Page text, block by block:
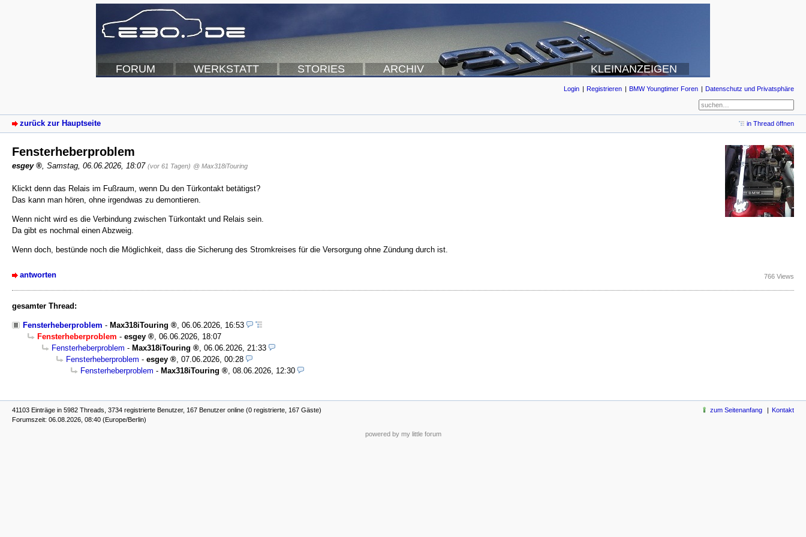
FORUM WERKSTATT STORIES ARCHIV KLEINANZEIGEN
Login Registrieren BMW Youngtimer Foren Datenschutz und Privatsphäre
zurück zur Hauptseite in Thread öffnen
Fensterheberproblem
esgey Samstag, 06.06.2026, 18:07 (vor 61 Tagen) @ Max318iTouring
Klickt denn das Relais im Fußraum, wenn Du den Türkontakt betätigst?
Das kann man hören, ohne irgendwas zu demontieren.
Wenn nicht wird es die Verbindung zwischen Türkontakt und Relais sein.
Da gibt es nochmal einen Abzweig.
Wenn doch, bestünde noch die Möglichkeit, dass die Sicherung des Stromkreises für die Versorgung ohne Zündung durch ist.
antworten 766 Views
gesamter Thread:
Fensterheberproblem - Max318iTouring , 06.06.2026, 16:53
Fensterheberproblem - esgey , 06.06.2026, 18:07
Fensterheberproblem - Max318iTouring , 06.06.2026, 21:33
Fensterheberproblem - esgey , 07.06.2026, 00:28
Fensterheberproblem - Max318iTouring , 08.06.2026, 12:30
41103 Einträge in 5982 Threads, 3734 registrierte Benutzer, 167 Benutzer online (0 registrierte, 167 Gäste)
Forumszeit: 06.08.2026, 08:40 (Europe/Berlin)
zum Seitenanfang Kontakt
powered by my little forum